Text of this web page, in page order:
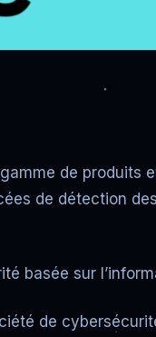
de produits
de détection
basée sur
de